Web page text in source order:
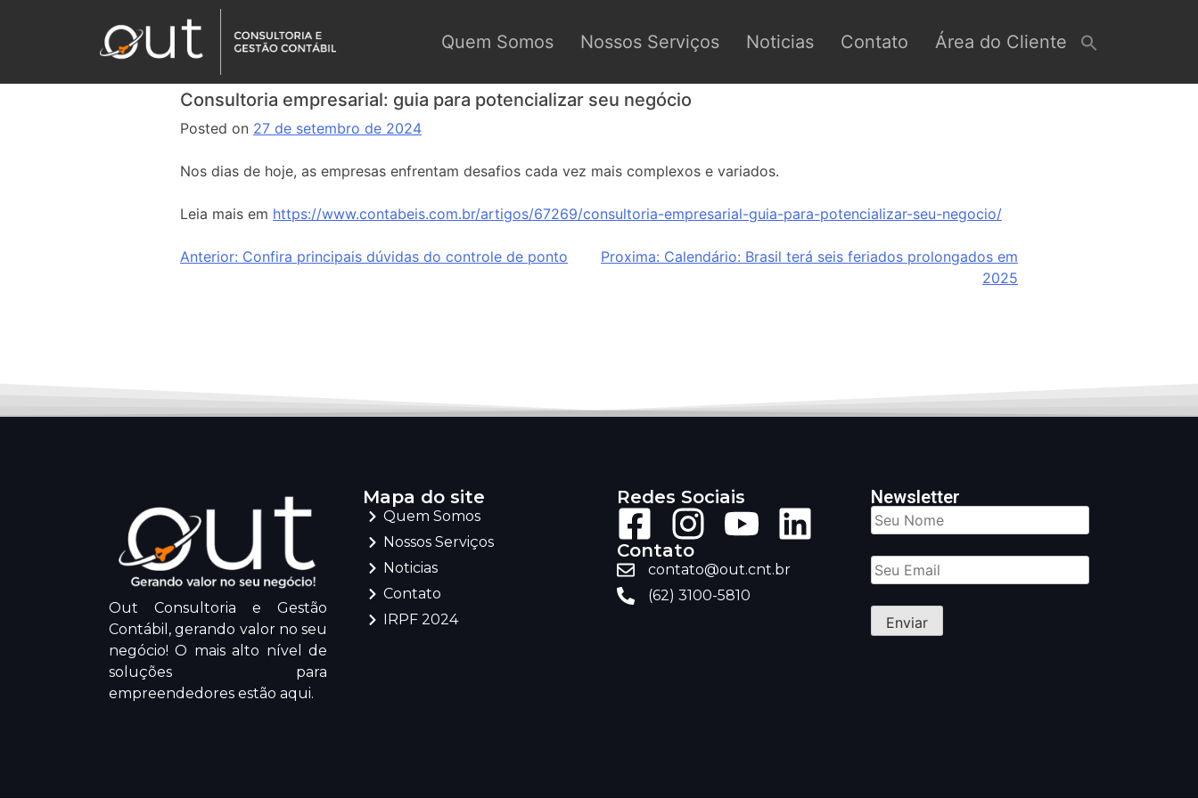
Quem Somos Nossos Serviços Noticias Contato Área do Cliente
Consultoria empresarial: guia para potencializar seu negócio
Posted on 27 de setembro de 2024
Nos dias de hoje, as empresas enfrentam desafios cada vez mais complexos e variados.
Leia mais em https://www.contabeis.com.br/artigos/67269/consultoria-empresarial-guia-para-potencializar-seu-negocio/
Anterior: Confira principais dúvidas do controle de ponto Proxima: Calendário: Brasil terá seis feriados prolongados em
2025
Out Consultoria e Gestão
Contábil, gerando valor no seu
negócio! O mais alto nível de
soluções para
empreendedores estão aqui.
Mapa do site
Quem Somos
Nossos Serviços
Noticias
Contato
IRPF 2024
Redes Sociais
Contato
contato@out.cnt.br
(62) 3100-5810
Newsletter